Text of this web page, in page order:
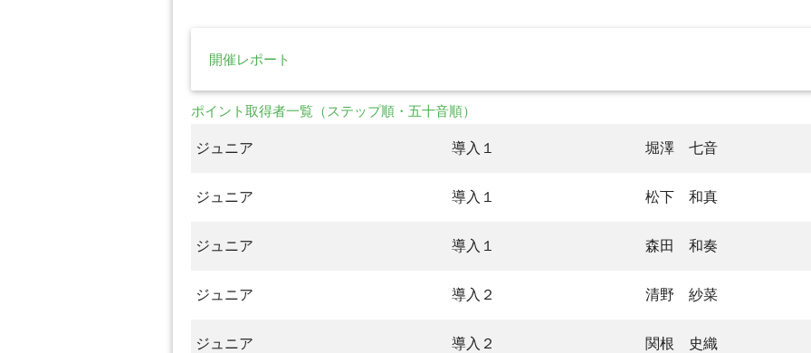
開催レポート
ポイント取得者一覧（ステップ順・五十音順）
ジュニア 導入１ 堀澤 七音
ジュニア 導入１ 松下 和真
ジュニア 導入１ 森田 和奏
ジュニア 導入２ 清野 紗菜
ジュニア 導入２ 関根 史織